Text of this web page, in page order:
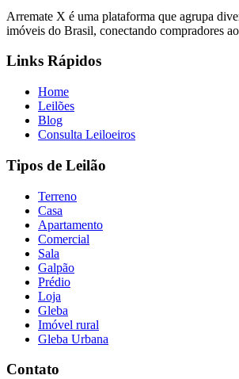
Arremate X é uma plataforma que agrupa
imóveis do Brasil, conectando compradores
Links Rápidos
Home
Leilões
Blog
Consulta Leiloeiros
Tipos de Leilão
Terreno
Casa
Apartamento
Comercial
Sala
Galpão
Prédio
Loja
Gleba
Imóvel rural
Gleba Urbana
Contato